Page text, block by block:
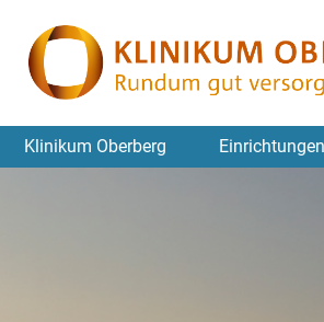
Klinikum Oberberg Einrichtungen